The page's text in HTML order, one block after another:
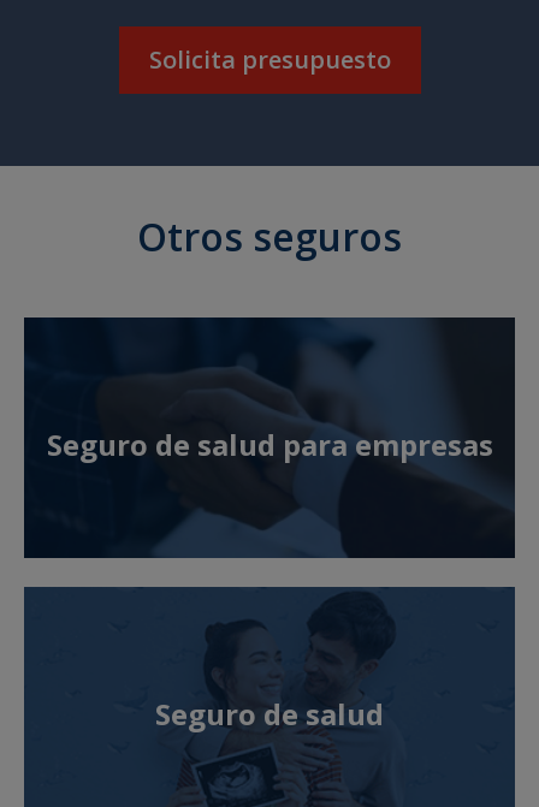
Solicita presupuesto
Otros seguros
Seguro de salud para empresas
Seguro de salud